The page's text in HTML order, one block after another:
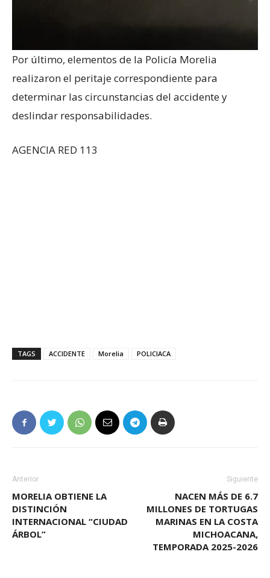
Por último, elementos de la Policía Morelia
realizaron el peritaje correspondiente para
determinar las circunstancias del accidente y
deslindar responsabilidades.
AGENCIA RED 113
TAGS ACCIDENTE Morelia POLICIACA
Anterior
MORELIA OBTIENE LA
DISTINCIÓN
INTERNACIONAL “CIUDAD
ÁRBOL”
Siguiente
NACEN MÁS DE 6.7
MILLONES DE TORTUGAS
MARINAS EN LA COSTA
MICHOACANA,
TEMPORADA 2025-2026